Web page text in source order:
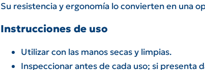
Su resistencia y ergonomía lo convierten en una
Instrucciones de uso
Utilizar con las manos secas y limpias.
Inspeccionar antes de cada uso; si presenta